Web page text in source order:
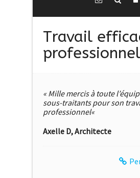
Travail
professionnel
« Mille mercis à toute
sous-traitants pour son
professionnel«
Axelle D, Architecte